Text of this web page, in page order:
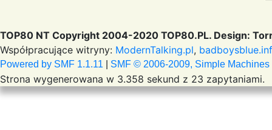
TOP80 NT Copyright 2004-2020 TOP80.PL. Design:
Współpracujące witryny: ModernTalking.pl,
Powered by SMF 1.1.11 SMF © 2006-2009, Simple Machines
Strona wygenerowana w 3.358 sekund z 23 zapytaniami.